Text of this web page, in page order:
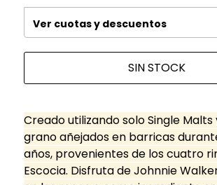
Ver cuotas y descuentos
SIN STOCK
Creado utilizando solo Single Malts
grano añejados en barricas
años, provenientes de los cuatro
Escocia. Disfruta de Johnnie